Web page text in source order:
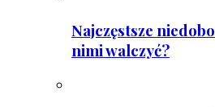
Najczęstsze
nimi walczyć?